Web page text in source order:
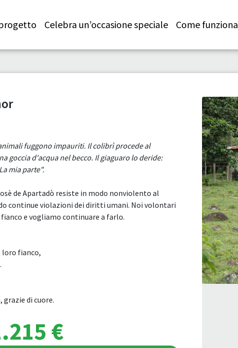
Celebra un’occasione speciale Come funziona
fuggono impauriti. Il colibrì procede al
goccia d'acqua nel becco. Il giaguaro lo deride:
mia parte".
de Apartadò resiste in modo nonviolento al
continue violazioni dei diritti umani. Noi volontari
e vogliamo continuare a farlo.
loro fianco,
di cuore.
€